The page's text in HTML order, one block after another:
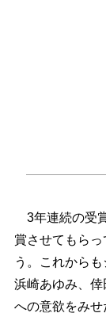
3年連続の受
賞させてもら
う。これから
浜崎あゆみ、
への意欲をみせ